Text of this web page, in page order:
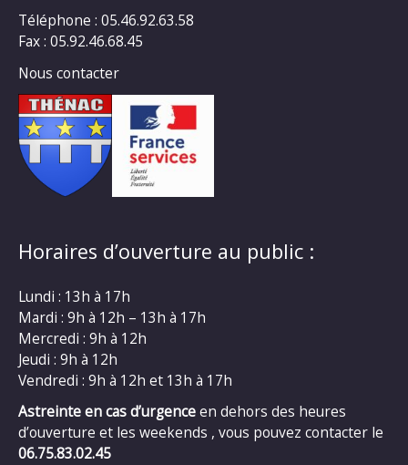
Téléphone : 05.46.92.63.58
Fax : 05.92.46.68.45
Nous contacter
Horaires d’ouverture au public :
Lundi : 13h à 17h
Mardi : 9h à 12h – 13h à 17h
Mercredi : 9h à 12h
Jeudi : 9h à 12h
Vendredi : 9h à 12h et 13h à 17h
Astreinte en cas d’urgenceen dehors des heures
d’ouverture et les weekends , vous pouvez contacter le
06.75.83.02.45